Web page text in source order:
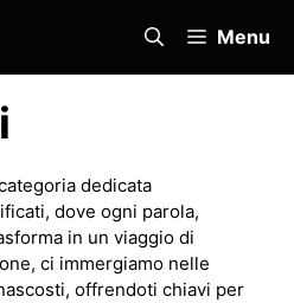
Menu
dedicata
dove ogni parola,
in un viaggio di
ci immergiamo nelle
offrendoti chiavi per